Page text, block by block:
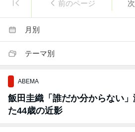
前のページ
月別
テーマ別
ABEMA
飯田圭織「誰だか分からない」
た44歳の近影